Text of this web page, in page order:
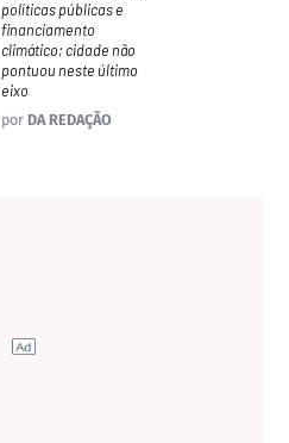
políticas públicas e
financiamento
climático; cidade não
pontuou neste último
eixo
por DA REDAÇÃO